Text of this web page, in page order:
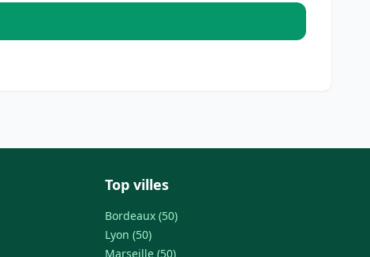
Top villes
Bordeaux (50)
Lyon (50)
Marseille (50)